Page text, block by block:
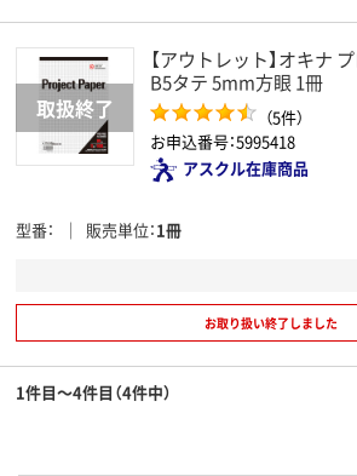
【アウトレット】オキナ
B5タテ 5mm方眼 1冊
（5件）
お申込番号：5995418
アスクル在庫商品
型番 販売単位 1冊
お取り扱い終了しました
1件目～4件目（4件中）